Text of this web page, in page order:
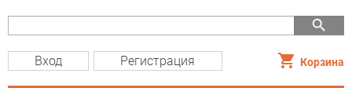
search
Вход Регистрация Корзина